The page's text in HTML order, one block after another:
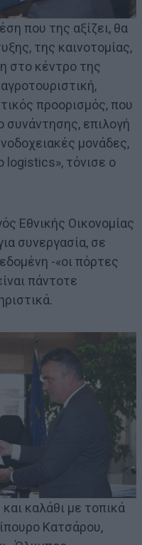
που της αξίζει, θα
της καινοτομίας,
στο κέντρο της
προορισμός, που
συνάντησης, επιλογή
μονάδες,
logistics», τόνισε ο
Εθνικής Οικονομίας
συνεργασία, σε
-«οι πόρτες
πάντοτε
καλάθι με τοπικά
Κατσάρου,